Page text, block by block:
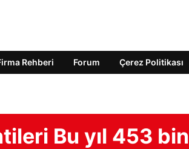
Rehberi Forum Çerez Politikası
Bu yıl 453 bin